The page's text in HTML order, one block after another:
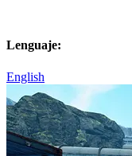
Lenguaje:
English